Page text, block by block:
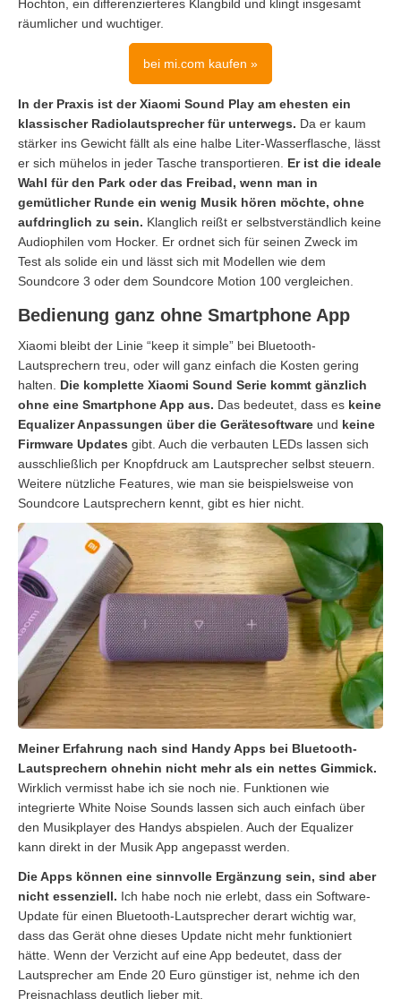
Hochton, ein differenzierteres Klangbild und klingt insgesamt
räumlicher und wuchtiger.
bei mi.com kaufen »
In der Praxis ist der Xiaomi Sound Play am ehesten ein
klassischer Radiolautsprecher für unterwegs. Da er kaum
stärker ins Gewicht fällt als eine halbe Liter-Wasserflasche, lässt
er sich mühelos in jeder Tasche transportieren. Er ist die ideale
Wahl für den Park oder das Freibad, wenn man in
gemütlicher Runde ein wenig Musik hören möchte, ohne
aufdringlich zu sein. Klanglich reißt er selbstverständlich keine
Audiophilen vom Hocker. Er ordnet sich für seinen Zweck im
Test als solide ein und lässt sich mit Modellen wie dem
Soundcore 3 oder dem Soundcore Motion 100 vergleichen.
Bedienung ganz ohne Smartphone App
Xiaomi bleibt der Linie “keep it simple” bei Bluetooth-
Lautsprechern treu, oder will ganz einfach die Kosten gering
halten. Die komplette Xiaomi Sound Serie kommt gänzlich
ohne eine Smartphone App aus. Das bedeutet, dass es keine
Equalizer Anpassungen über die Gerätesoftware und keine
Firmware Updates gibt. Auch die verbauten LEDs lassen sich
ausschließlich per Knopfdruck am Lautsprecher selbst steuern.
Weitere nützliche Features, wie man sie beispielsweise von
Soundcore Lautsprechern kennt, gibt es hier nicht.
Meiner Erfahrung nach sind Handy Apps bei Bluetooth-
Lautsprechern ohnehin nicht mehr als ein nettes Gimmick.
Wirklich vermisst habe ich sie noch nie. Funktionen wie
integrierte White Noise Sounds lassen sich auch einfach über
den Musikplayer des Handys abspielen. Auch der Equalizer
kann direkt in der Musik App angepasst werden.
Die Apps können eine sinnvolle Ergänzung sein, sind aber
nicht essenziell. Ich habe noch nie erlebt, dass ein Software-
Update für einen Bluetooth-Lautsprecher derart wichtig war,
dass das Gerät ohne dieses Update nicht mehr funktioniert
hätte. Wenn der Verzicht auf eine App bedeutet, dass der
Lautsprecher am Ende 20 Euro günstiger ist, nehme ich den
Preisnachlass deutlich lieber mit.